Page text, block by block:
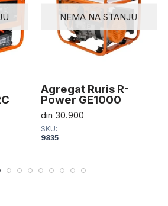
NEMA NA STANJU
Agregat Ruris R-
Power GE1000
din 30.900
SKU:
9835